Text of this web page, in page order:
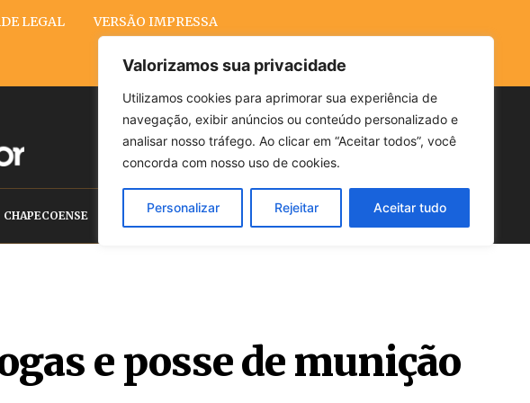
Valorizamos sua privacidade
Utilizamos cookies para aprimorar sua experiência de
navegação, exibir anúncios ou conteúdo personalizado e
analisar nosso tráfego. Ao clicar em “Aceitar todos”, você
concorda com nosso uso de cookies.
Personalizar Rejeitar Aceitar tudo
LEGAL VERSÃO IMPRESSA
Buscar
CHAPECOENSE POLÍTICA CLIMA ECONOMIA
e posse de munição